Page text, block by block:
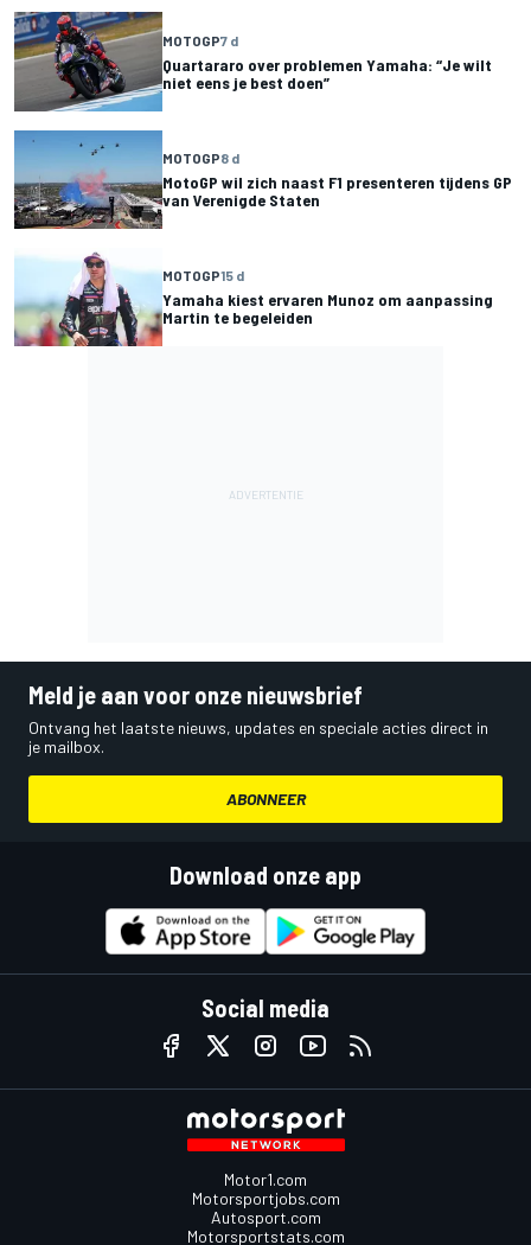
MOTOGP7 d
Quartararo over problemen Yamaha: “Je wilt
niet eens je best doen”
MOTOGP8 d
MotoGP wil zich naast F1 presenteren tijdens GP
van Verenigde Staten
MOTOGP15 d
Yamaha kiest ervaren Munoz om aanpassing
Martin te begeleiden
Meld je aan voor onze nieuwsbrief
Ontvang het laatste nieuws, updates en speciale acties direct in
je mailbox.
ABONNEER
Download onze app
Social media
Motor1.com
Motorsportjobs.com
Autosport.com
Motorsportstats.com